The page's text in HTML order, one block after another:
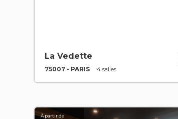
La Vedette
75007 - PARIS 4 salles
À partir de